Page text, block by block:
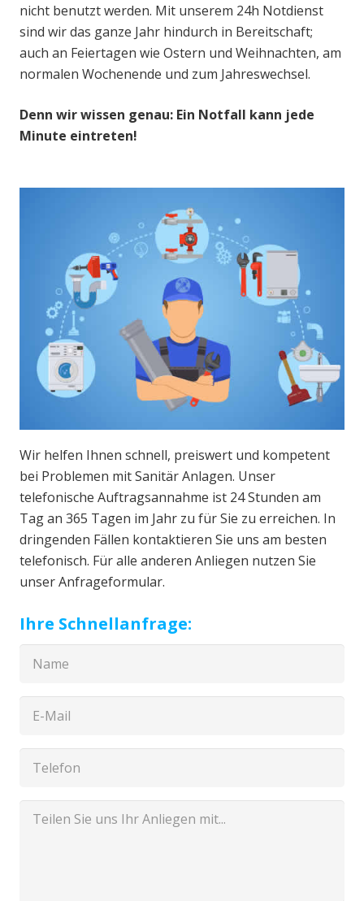
nicht benutzt werden. Mit unserem 24h Notdienst
sind wir das ganze Jahr hindurch in Bereitschaft;
auch an Feiertagen wie Ostern und Weihnachten, am
normalen Wochenende und zum Jahreswechsel.
Denn wir wissen genau: Ein Notfall kann jede
Minute eintreten!
Wir helfen Ihnen schnell, preiswert und kompetent
bei Problemen mit Sanitär Anlagen. Unser
telefonische Auftragsannahme ist 24 Stunden am
Tag an 365 Tagen im Jahr zu für Sie zu erreichen. In
dringenden Fällen kontaktieren Sie uns am besten
telefonisch. Für alle anderen Anliegen nutzen Sie
unser Anfrageformular.
Ihre Schnellanfrage: